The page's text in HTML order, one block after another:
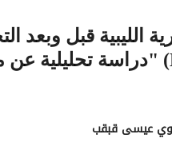
الليبية قبل وبعد
عيسى قبقب